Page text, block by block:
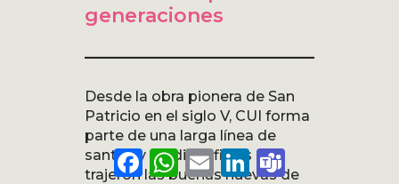
generaciones
Desde la obra pionera de San
Patricio en el siglo V, CUI forma
parte de una larga línea de
santos y eruditos fieles que
trajeron las buenas nuevas de
FacebookWhatsApp
EmailLinkedIn